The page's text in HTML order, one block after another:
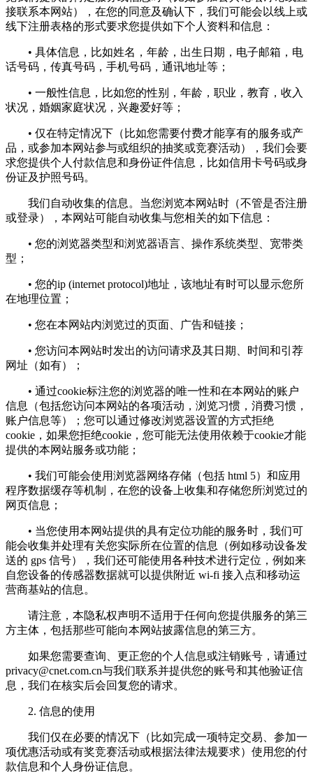
接联系本网站），在您的同意及确认下，我们可能会以线上或
线下注册表格的形式要求您提供如下个人资料和信息：
• 具体信息，比如姓名，年龄，出生日期，电子邮箱，电
话号码，传真号码，手机号码，通讯地址等；
• 一般性信息，比如您的性别，年龄，职业，教育，收入
状况，婚姻家庭状况，兴趣爱好等；
• 仅在特定情况下（比如您需要付费才能享有的服务或产
品，或参加本网站参与或组织的抽奖或竞赛活动），我们会要
求您提供个人付款信息和身份证件信息，比如信用卡号码或身
份证及护照号码。
我们自动收集的信息。当您浏览本网站时（不管是否注册
或登录），本网站可能自动收集与您相关的如下信息：
• 您的浏览器类型和浏览器语言、操作系统类型、宽带类
型；
• 您的ip (internet protocol)地址，该地址有时可以显示您所
在地理位置；
• 您在本网站内浏览过的页面、广告和链接；
• 您访问本网站时发出的访问请求及其日期、时间和引荐
网址（如有）；
• 通过cookie标注您的浏览器的唯一性和在本网站的账户
信息（包括您访问本网站的各项活动，浏览习惯，消费习惯，
账户信息等）；您可以通过修改浏览器设置的方式拒绝
cookie，如果您拒绝cookie，您可能无法使用依赖于cookie才能
提供的本网站服务或功能；
• 我们可能会使用浏览器网络存储（包括 html 5）和应用
程序数据缓存等机制，在您的设备上收集和存储您所浏览过的
网页信息；
• 当您使用本网站提供的具有定位功能的服务时，我们可
能会收集并处理有关您实际所在位置的信息（例如移动设备发
送的 gps 信号），我们还可能使用各种技术进行定位，例如来
自您设备的传感器数据就可以提供附近 wi-fi 接入点和移动运
营商基站的信息。
请注意，本隐私权声明不适用于任何向您提供服务的第三
方主体，包括那些可能向本网站披露信息的第三方。
如果您需要查询、更正您的个人信息或注销账号，请通过
privacy@cnet.com.cn与我们联系并提供您的账号和其他验证信
息，我们在核实后会回复您的请求。
2. 信息的使用
我们仅在必要的情况下（比如完成一项特定交易、参加一
项优惠活动或有奖竞赛活动或根据法律法规要求）使用您的付
款信息和个人身份证信息。